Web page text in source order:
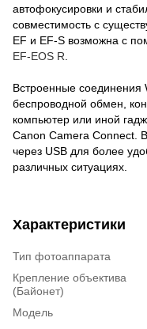
автофокусировки и
совместимость с
EF и EF-S возможна с
EF-EOS R
Встроенные соединения
беспроводной обмен,
компьютер или иной
Canon Camera Connect.
через USB для более
различных ситуациях.
Характеристики
Тип фотоаппарата
Крепление объектива
(Байонет)
Модель